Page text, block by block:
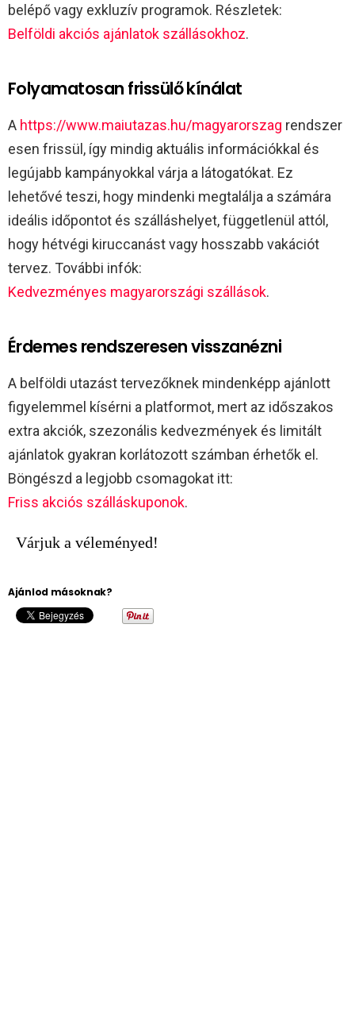
belépő vagy exkluzív programok. Részletek:
Belföldi akciós ajánlatok szállásokhoz.
Folyamatosan frissülő kínálat
A https://www.maiutazas.hu/magyarorszag rendszer
esen frissül, így mindig aktuális információkkal és
legújabb kampányokkal várja a látogatókat. Ez
lehetővé teszi, hogy mindenki megtalálja a számára
ideális időpontot és szálláshelyet, függetlenül attól,
hogy hétvégi kiruccanást vagy hosszabb vakációt
tervez. További infók:
Kedvezményes magyarországi szállások.
Érdemes rendszeresen visszanézni
A belföldi utazást tervezőknek mindenképp ajánlott
figyelemmel kísérni a platformot, mert az időszakos
extra akciók, szezonális kedvezmények és limitált
ajánlatok gyakran korlátozott számban érhetők el.
Böngészd a legjobb csomagokat itt:
Friss akciós szálláskuponok.
Várjuk a véleményed!
Ajánlod másoknak?